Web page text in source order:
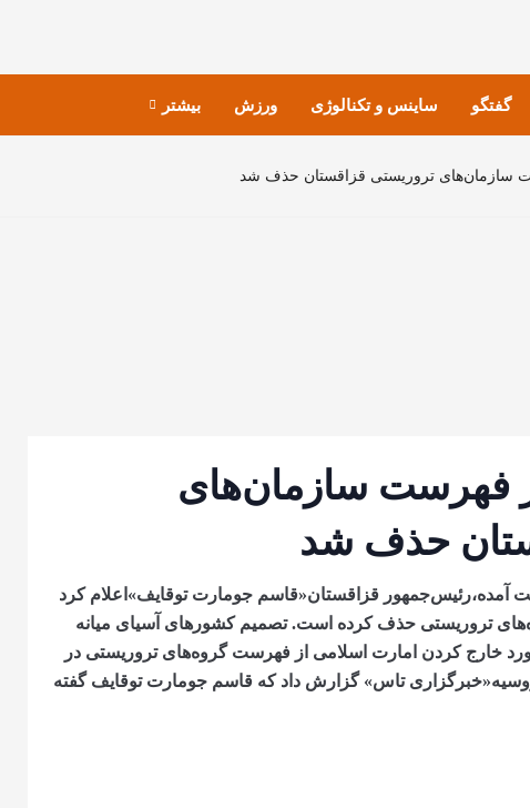
گفتگو ساینس و تکنالوژی ورزش بیشتر
سازمان‌های تروریستی قزاقستان حذف شد
فهرست سازمان‌های
حذف شد
قزاقستان«قاسم جومارت توقایف»اعلام کرد
تروریستی حذف کرده است. تصمیم کشورهای آسیای میانه
مورد خارج کردن امارت اسلامی از فهرست گروه‌های تروریستی در
روسیه«خبرگزاری تاس» گزارش داد که قاسم جومارت توقایف گفته